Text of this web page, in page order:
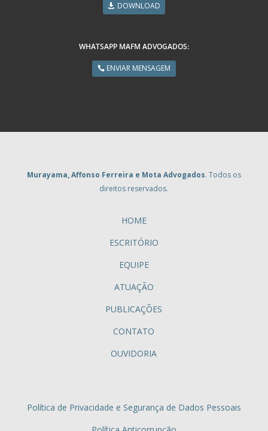
DOWNLOAD
WHATSAPP MAFM ADVOGADOS:
ENVIAR MENSAGEM
Murayama, Affonso Ferreira e Mota Advogados. Todos os
direitos reservados.
HOME
ESCRITÓRIO
EQUIPE
ATUAÇÃO
PUBLICAÇÕES
CONTATO
OUVIDORIA
Política de Privacidade e Segurança de Dados Pessoais